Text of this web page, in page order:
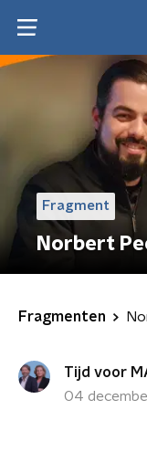
Fragment
Norbert
Fragmenten
Tijd voor
04